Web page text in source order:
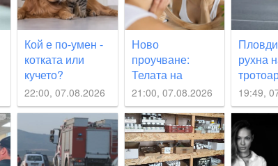
Кой е по-умен -
котката или
кучето?
Отговорът се
оказа по-
сложен,
отколкото
изглежда
22:00, 07.08.2026
Ново
проучване:
Телата на
младите
стареят по-
бързо
21:00, 07.08.2026
рухна
помощ
19:49,